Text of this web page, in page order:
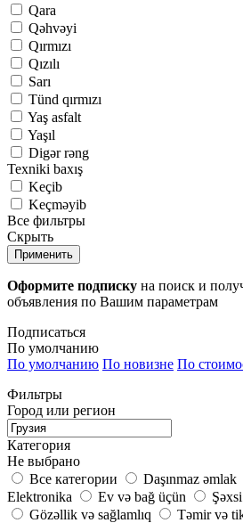
Qara
Qəhvəyi
Qırmızı
Qızılı
Sarı
Tünd qırmızı
Yaş asfalt
Yaşıl
Digər rəng
Texniki baxış
Keçib
Keçməyib
Все фильтры
Скрыть
Применить
Оформите подписку на поиск и
объявления по Вашим параметрам
Подписаться
По умолчанию
По умолчанию По новизне По
Фильтры
Город или регион
Категория
Не выбрано
Все категории
Daşınmaz əmlak
Elektronika
Ev və bağ üçün
Gözəllik və sağlamlıq
Təmir və